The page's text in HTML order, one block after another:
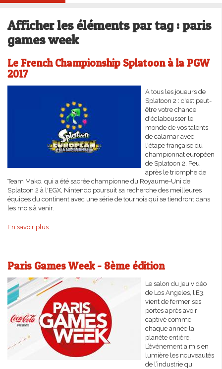
Afficher les éléments par tag : paris
games week
Le French Championship Splatoon à la PGW
2017
A tous les joueurs de
Splatoon 2 : c'est peut-
être votre chance
d'éclabousser le
monde de vos talents
de calamar avec
l'étape française du
championnat européen
de Splatoon 2. Peu
après le triomphe de
Team Mako, qui a été sacrée championne du Royaume-Uni de
Splatoon 2 à l'EGX, Nintendo poursuit sa recherche des meilleures
équipes du continent avec une série de tournois qui se tiendront dans
les mois à venir.
En savoir plus...
Paris Games Week - 8ème édition
Le salon du jeu vidéo
de Los Angeles, l’E3,
vient de fermer ses
portes après avoir
captivé comme
chaque année la
planète entière.
L’événement a mis en
lumière les nouveautés
de l’industrie qui